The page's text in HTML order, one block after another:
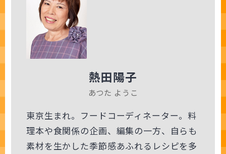
熱田陽子
あつた ようこ
東京生まれ。フードコーディネーター。料
理本や食関係の企画、編集の一方、自らも
素材を生かした季節感あふれるレシピを多